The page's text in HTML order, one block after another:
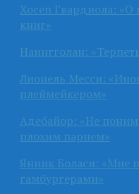
Хосеп Гвардиола:
книг»
Наингголан:
Лионель Месси:
плеймейкером»
Адебайор: «Не
плохим парнем»
Янник Боласи: «Мне
гамбургерами»